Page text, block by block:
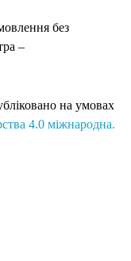
без
–
на умовах
4.0 міжнародна.